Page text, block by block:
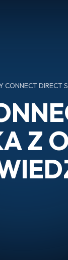
CONNECT DIRECT
Z